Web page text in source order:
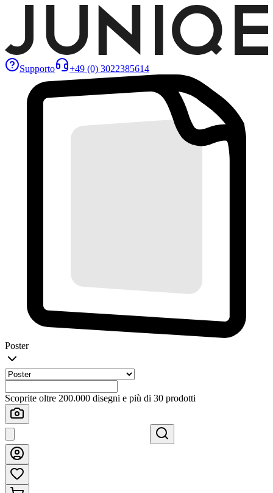
Supporto +49 (0) 3022385614
Poster
Scoprite oltre 200.000 disegni e più di 30 prodotti